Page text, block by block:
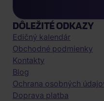
DÔLEŽITÉ ODKAZY
Edičný kalendár
Obchodné podmienky
Kontakty
Blog
Ochrana osobných
Doprava platba